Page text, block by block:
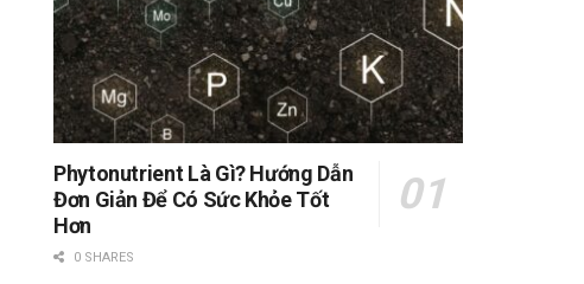
Phytonutrient Là Gì? Hướng Dẫn
Đơn Giản Để Có Sức Khỏe Tốt
Hơn
0 SHARES